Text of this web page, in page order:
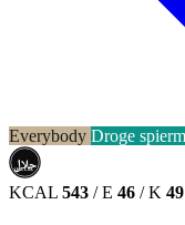
Everybody Droge
حلال
HALAL
KCAL 543 / E 46 / K 49